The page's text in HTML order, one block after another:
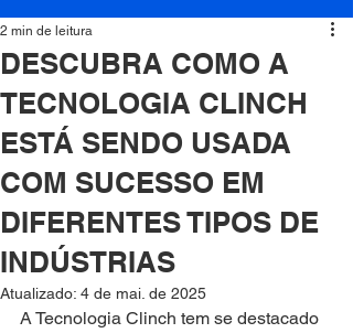
DESCUBRA COMO A
TECNOLOGIA CLINCH
ESTÁ SENDO USADA
COM SUCESSO EM
DIFERENTES TIPOS DE
INDÚSTRIAS
2 min de leitura
Atualizado: 4 de mai. de 2025
A Tecnologia Clinch tem se destacado